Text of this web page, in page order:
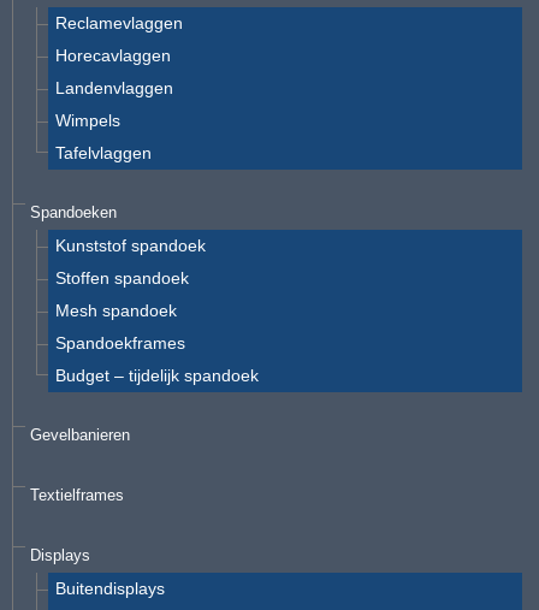
Reclamevlaggen
Horecavlaggen
Landenvlaggen
Wimpels
Tafelvlaggen
Spandoeken
Kunststof spandoek
Stoffen spandoek
Mesh spandoek
Spandoekframes
Budget – tijdelijk spandoek
Gevelbanieren
Textielframes
Displays
Buitendisplays